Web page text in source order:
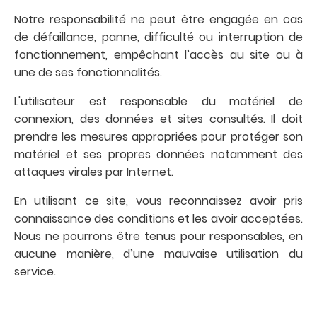
Notre responsabilité ne peut être engagée en cas
de défaillance, panne, difficulté ou interruption de
fonctionnement, empêchant l’accès au site ou à
une de ses fonctionnalités.
L'utilisateur est responsable du matériel de
connexion, des données et sites consultés. Il doit
prendre les mesures appropriées pour protéger son
matériel et ses propres données notamment des
attaques virales par Internet.
En utilisant ce site, vous reconnaissez avoir pris
connaissance des conditions et les avoir acceptées.
Nous ne pourrons être tenus pour responsables, en
aucune manière, d’une mauvaise utilisation du
service.